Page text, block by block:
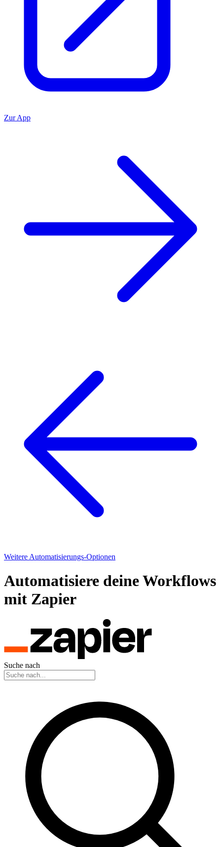
Zur App
Weitere Automatisierungs-Optionen
Automatisiere deine Workflows
mit Zapier
Suche nach